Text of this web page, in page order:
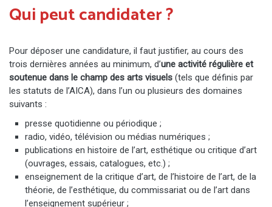
Qui peut candidater ?
Pour déposer une candidature, il faut justifier, au cours des
trois dernières années au minimum, d’une activité régulière et
soutenue dans le champ des arts visuels (tels que définis par
les statuts de l’AICA), dans l’un ou plusieurs des domaines
suivants :
presse quotidienne ou périodique ;
radio, vidéo, télévision ou médias numériques ;
publications en histoire de l’art, esthétique ou critique d’art
(ouvrages, essais, catalogues, etc.) ;
enseignement de la critique d’art, de l’histoire de l’art, de la
théorie, de l’esthétique, du commissariat ou de l’art dans
l’enseignement supérieur ;